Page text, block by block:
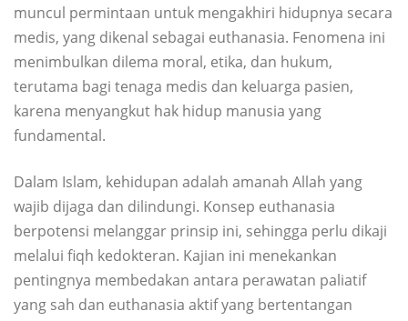
muncul permintaan untuk mengakhiri hidupnya secara
medis, yang dikenal sebagai euthanasia. Fenomena ini
menimbulkan dilema moral, etika, dan hukum,
terutama bagi tenaga medis dan keluarga pasien,
karena menyangkut hak hidup manusia yang
fundamental.
Dalam Islam, kehidupan adalah amanah Allah yang
wajib dijaga dan dilindungi. Konsep euthanasia
berpotensi melanggar prinsip ini, sehingga perlu dikaji
melalui fiqh kedokteran. Kajian ini menekankan
pentingnya membedakan antara perawatan paliatif
yang sah dan euthanasia aktif yang bertentangan